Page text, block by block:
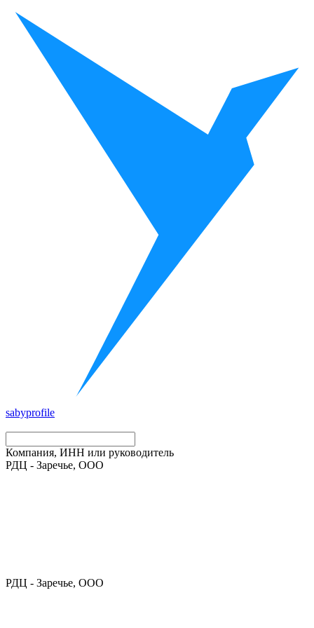
sabyprofile
Компания, ИНН или руководитель
РДЦ - Заречье, ООО
РДЦ - Заречье, ООО